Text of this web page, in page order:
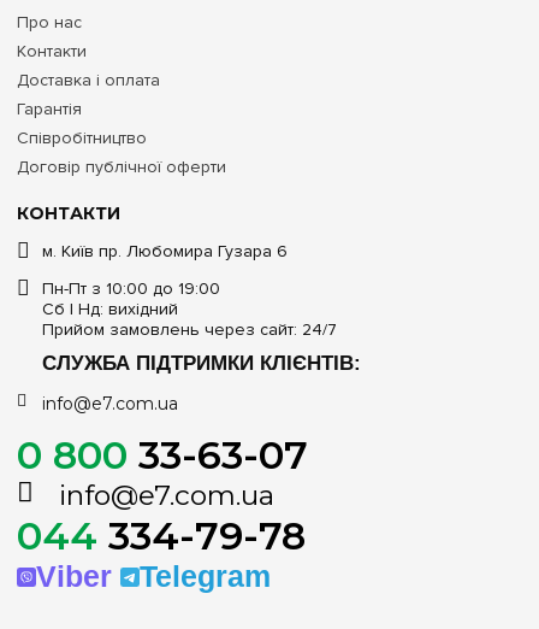
КОНТАКТИ
м. Київ пр. Любомира Гузара 6
Пн-Пт з 10:00 до 19:00
Сб | Нд: вихідний
Прийом замовлень через сайт: 24/7
СЛУЖБА ПІДТРИМКИ КЛІЄНТІВ:
info@e7.com.ua
0 800 33-63-07
info@e7.com.ua
044 334-79-78
Viber Telegram
Про нас
Контакти
Доставка і оплата
Гарантія
Співробітництво
Договір публічної оферти